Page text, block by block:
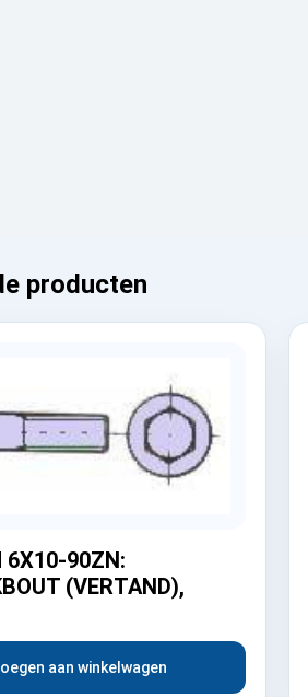
producten
6X10-90ZN:
(VERTAND),
aan winkelwagen